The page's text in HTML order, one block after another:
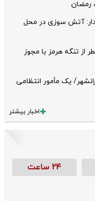
آتش سوزی در محل
از تنگه هرمز با مجوز
یک مأمور انتظامی
اخبار بیشتر
۲۴ ساعت